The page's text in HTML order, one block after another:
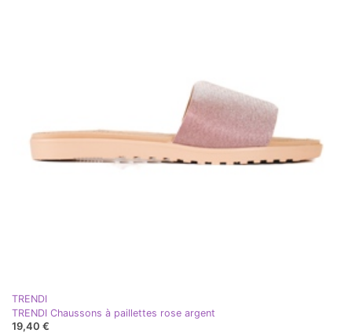
TRENDI
TRENDI Chaussons à paillettes rose argent
19,40 €